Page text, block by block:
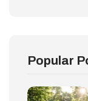
Popular